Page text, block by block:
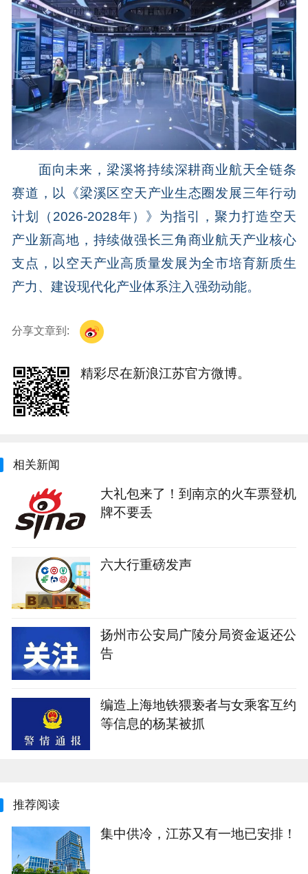
面向未来，梁溪将持续深耕商业航天全链条
赛道，以《梁溪区空天产业生态圈发展三年行动
计划（2026-2028年）》为指引，聚力打造空天
产业新高地，持续做强长三角商业航天产业核心
支点，以空天产业高质量发展为全市培育新质生
产力、建设现代化产业体系注入强劲动能。
分享文章到:
精彩尽在新浪江苏官方微博。
相关新闻
大礼包来了！到南京的火车票登机
牌不要丢
六大行重磅发声
扬州市公安局广陵分局资金返还公
告
编造上海地铁猥亵者与女乘客互约
等信息的杨某被抓
推荐阅读
集中供冷，江苏又有一地已安排！